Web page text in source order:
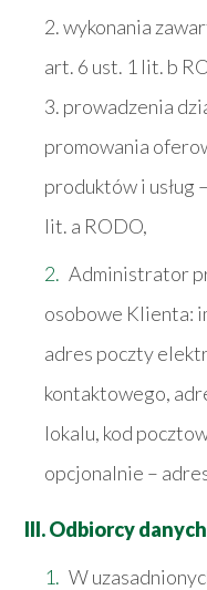
2. wykonania
art. 6 ust. 1 lit. b
3. prowadzenia
promowania
produktów i usług
lit. a RODO,
Administrator
osobowe Klienta:
adres poczty
kontaktowego,
lokalu, kod
opcjonalnie –
III. Odbiorcy
W